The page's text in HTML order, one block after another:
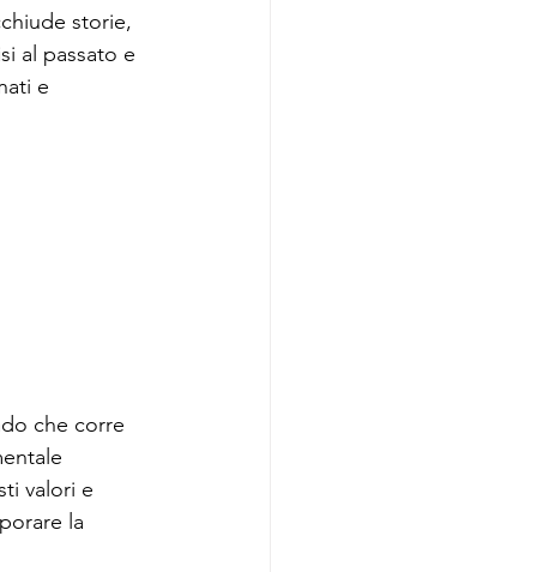
storie,
al passato e
e
che corre
valori e
la